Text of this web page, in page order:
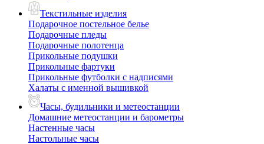
Текстильные изделия
Подарочное постельное белье
Подарочные пледы
Подарочные полотенца
Прикольные подушки
Прикольные фартуки
Прикольные футболки с надписями
Халаты с именной вышивкой
Часы, будильники и метеостанции
Домашние метеостанции и барометры
Настенные часы
Настольные часы